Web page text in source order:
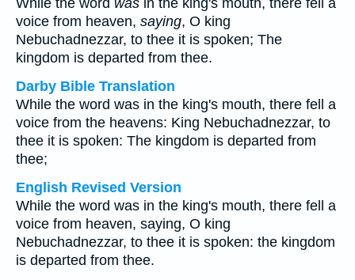
While the word was in the king's mouth, there fell a
voice from heaven, saying, O king
Nebuchadnezzar, to thee it is spoken; The
kingdom is departed from thee.
Darby Bible Translation
While the word was in the king's mouth, there fell a
voice from the heavens: King Nebuchadnezzar, to
thee it is spoken: The kingdom is departed from
thee;
English Revised Version
While the word was in the king's mouth, there fell a
voice from heaven, saying, O king
Nebuchadnezzar, to thee it is spoken: the kingdom
is departed from thee.